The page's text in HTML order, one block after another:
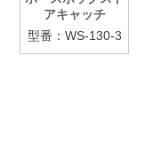
アキャッチ
型番：WS-130-3